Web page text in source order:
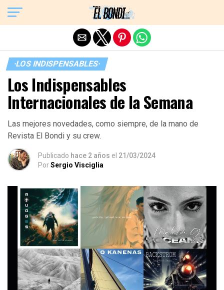
·LOS INDISPENSABLES·
Los Indispensables
Internacionales de la Semana
Las mejores novedades, como siempre, de la mano de
Revista El Bondi y su crew.
Publicado hace 2 años el 21/03/2024
PorSergio Visciglia
Exit mobile version